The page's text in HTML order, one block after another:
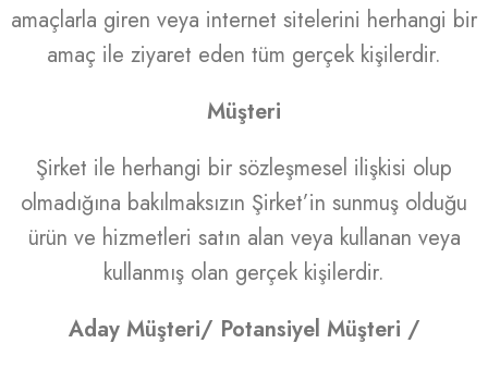
amaçlarla giren veya internet sitelerini herhangi bir
amaç ile ziyaret eden tüm gerçek kişilerdir.
Müşteri
Şirket ile herhangi bir sözleşmesel ilişkisi olup
olmadığına bakılmaksızın Şirket’in sunmuş olduğu
ürün ve hizmetleri satın alan veya kullanan veya
kullanmış olan gerçek kişilerdir.
Aday Müşteri/ Potansiyel Müşteri /